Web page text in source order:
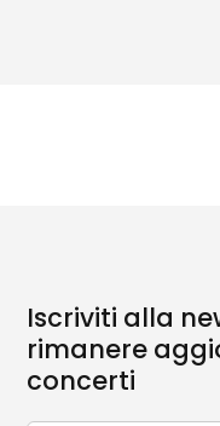
Iscriviti alla
rimanere
concerti